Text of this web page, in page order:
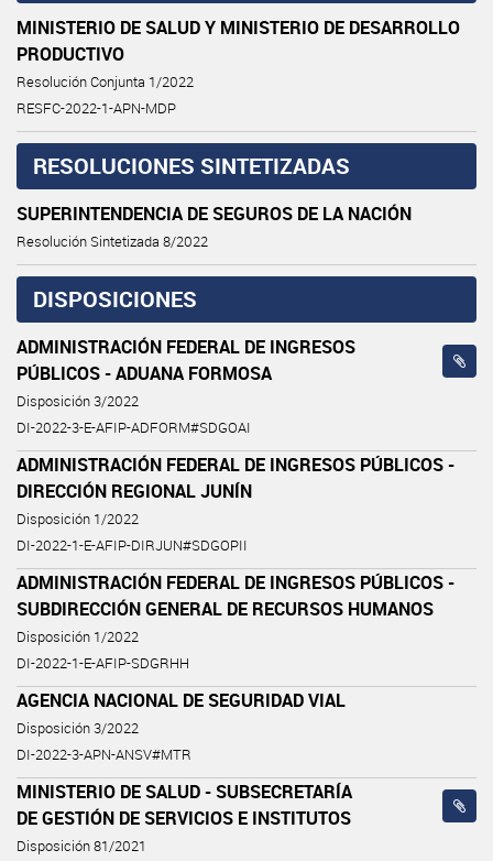
MINISTERIO DE SALUD Y MINISTERIO DE DESARROLLO
PRODUCTIVO
Resolución Conjunta 1/2022
RESFC-2022-1-APN-MDP
RESOLUCIONES SINTETIZADAS
SUPERINTENDENCIA DE SEGUROS DE LA NACIÓN
Resolución Sintetizada 8/2022
DISPOSICIONES
ADMINISTRACIÓN FEDERAL DE INGRESOS
PÚBLICOS - ADUANA FORMOSA
Disposición 3/2022
DI-2022-3-E-AFIP-ADFORM#SDGOAI
ADMINISTRACIÓN FEDERAL DE INGRESOS PÚBLICOS -
DIRECCIÓN REGIONAL JUNÍN
Disposición 1/2022
DI-2022-1-E-AFIP-DIRJUN#SDGOPII
ADMINISTRACIÓN FEDERAL DE INGRESOS PÚBLICOS -
SUBDIRECCIÓN GENERAL DE RECURSOS HUMANOS
Disposición 1/2022
DI-2022-1-E-AFIP-SDGRHH
AGENCIA NACIONAL DE SEGURIDAD VIAL
Disposición 3/2022
DI-2022-3-APN-ANSV#MTR
MINISTERIO DE SALUD - SUBSECRETARÍA
DE GESTIÓN DE SERVICIOS E INSTITUTOS
Disposición 81/2021